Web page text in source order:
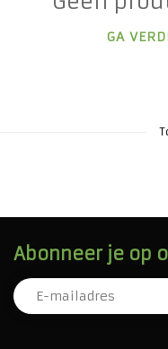
GA
Abonneer je op